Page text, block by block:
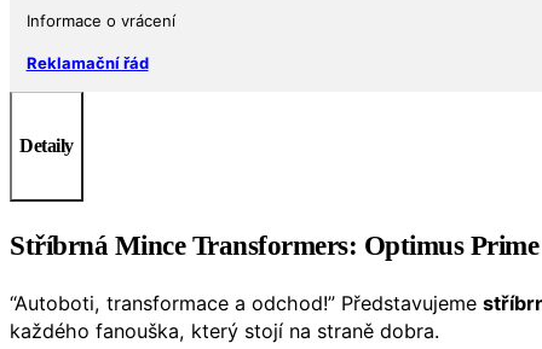
Informace o vrácení
Reklamační řád
Detaily
Stříbrná MinceTransformers: Optimus Prime
“Autoboti, transformace a odchod!” Představujeme
každého fanouška, který stojí na straně dobra.